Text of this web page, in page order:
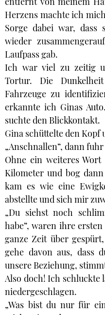
Herzens machte ich
Sorge dabei war,
wieder
Laufpass gab.
Ich war viel zu zeitig
Tortur. Die
Fahrzeuge zu
erkannte ich Ginas
suchte den Blickkontakt.
Gina schüttelte den Kopf
„Anschnallen“, dann fuhr
Ohne ein weiteres
Kilometer und bog
kam es wie eine
abstellte und sich mir
„Du siehst noch
habe“, waren ihre ersten
ganze Zeit über
gehe davon aus, dass
unsere Beziehung,
Also doch! Ich
niedergeschlagen.
„Was bist du nur für